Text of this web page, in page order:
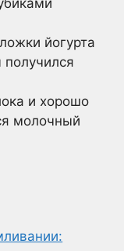
йогурта
и хорошо
молочный